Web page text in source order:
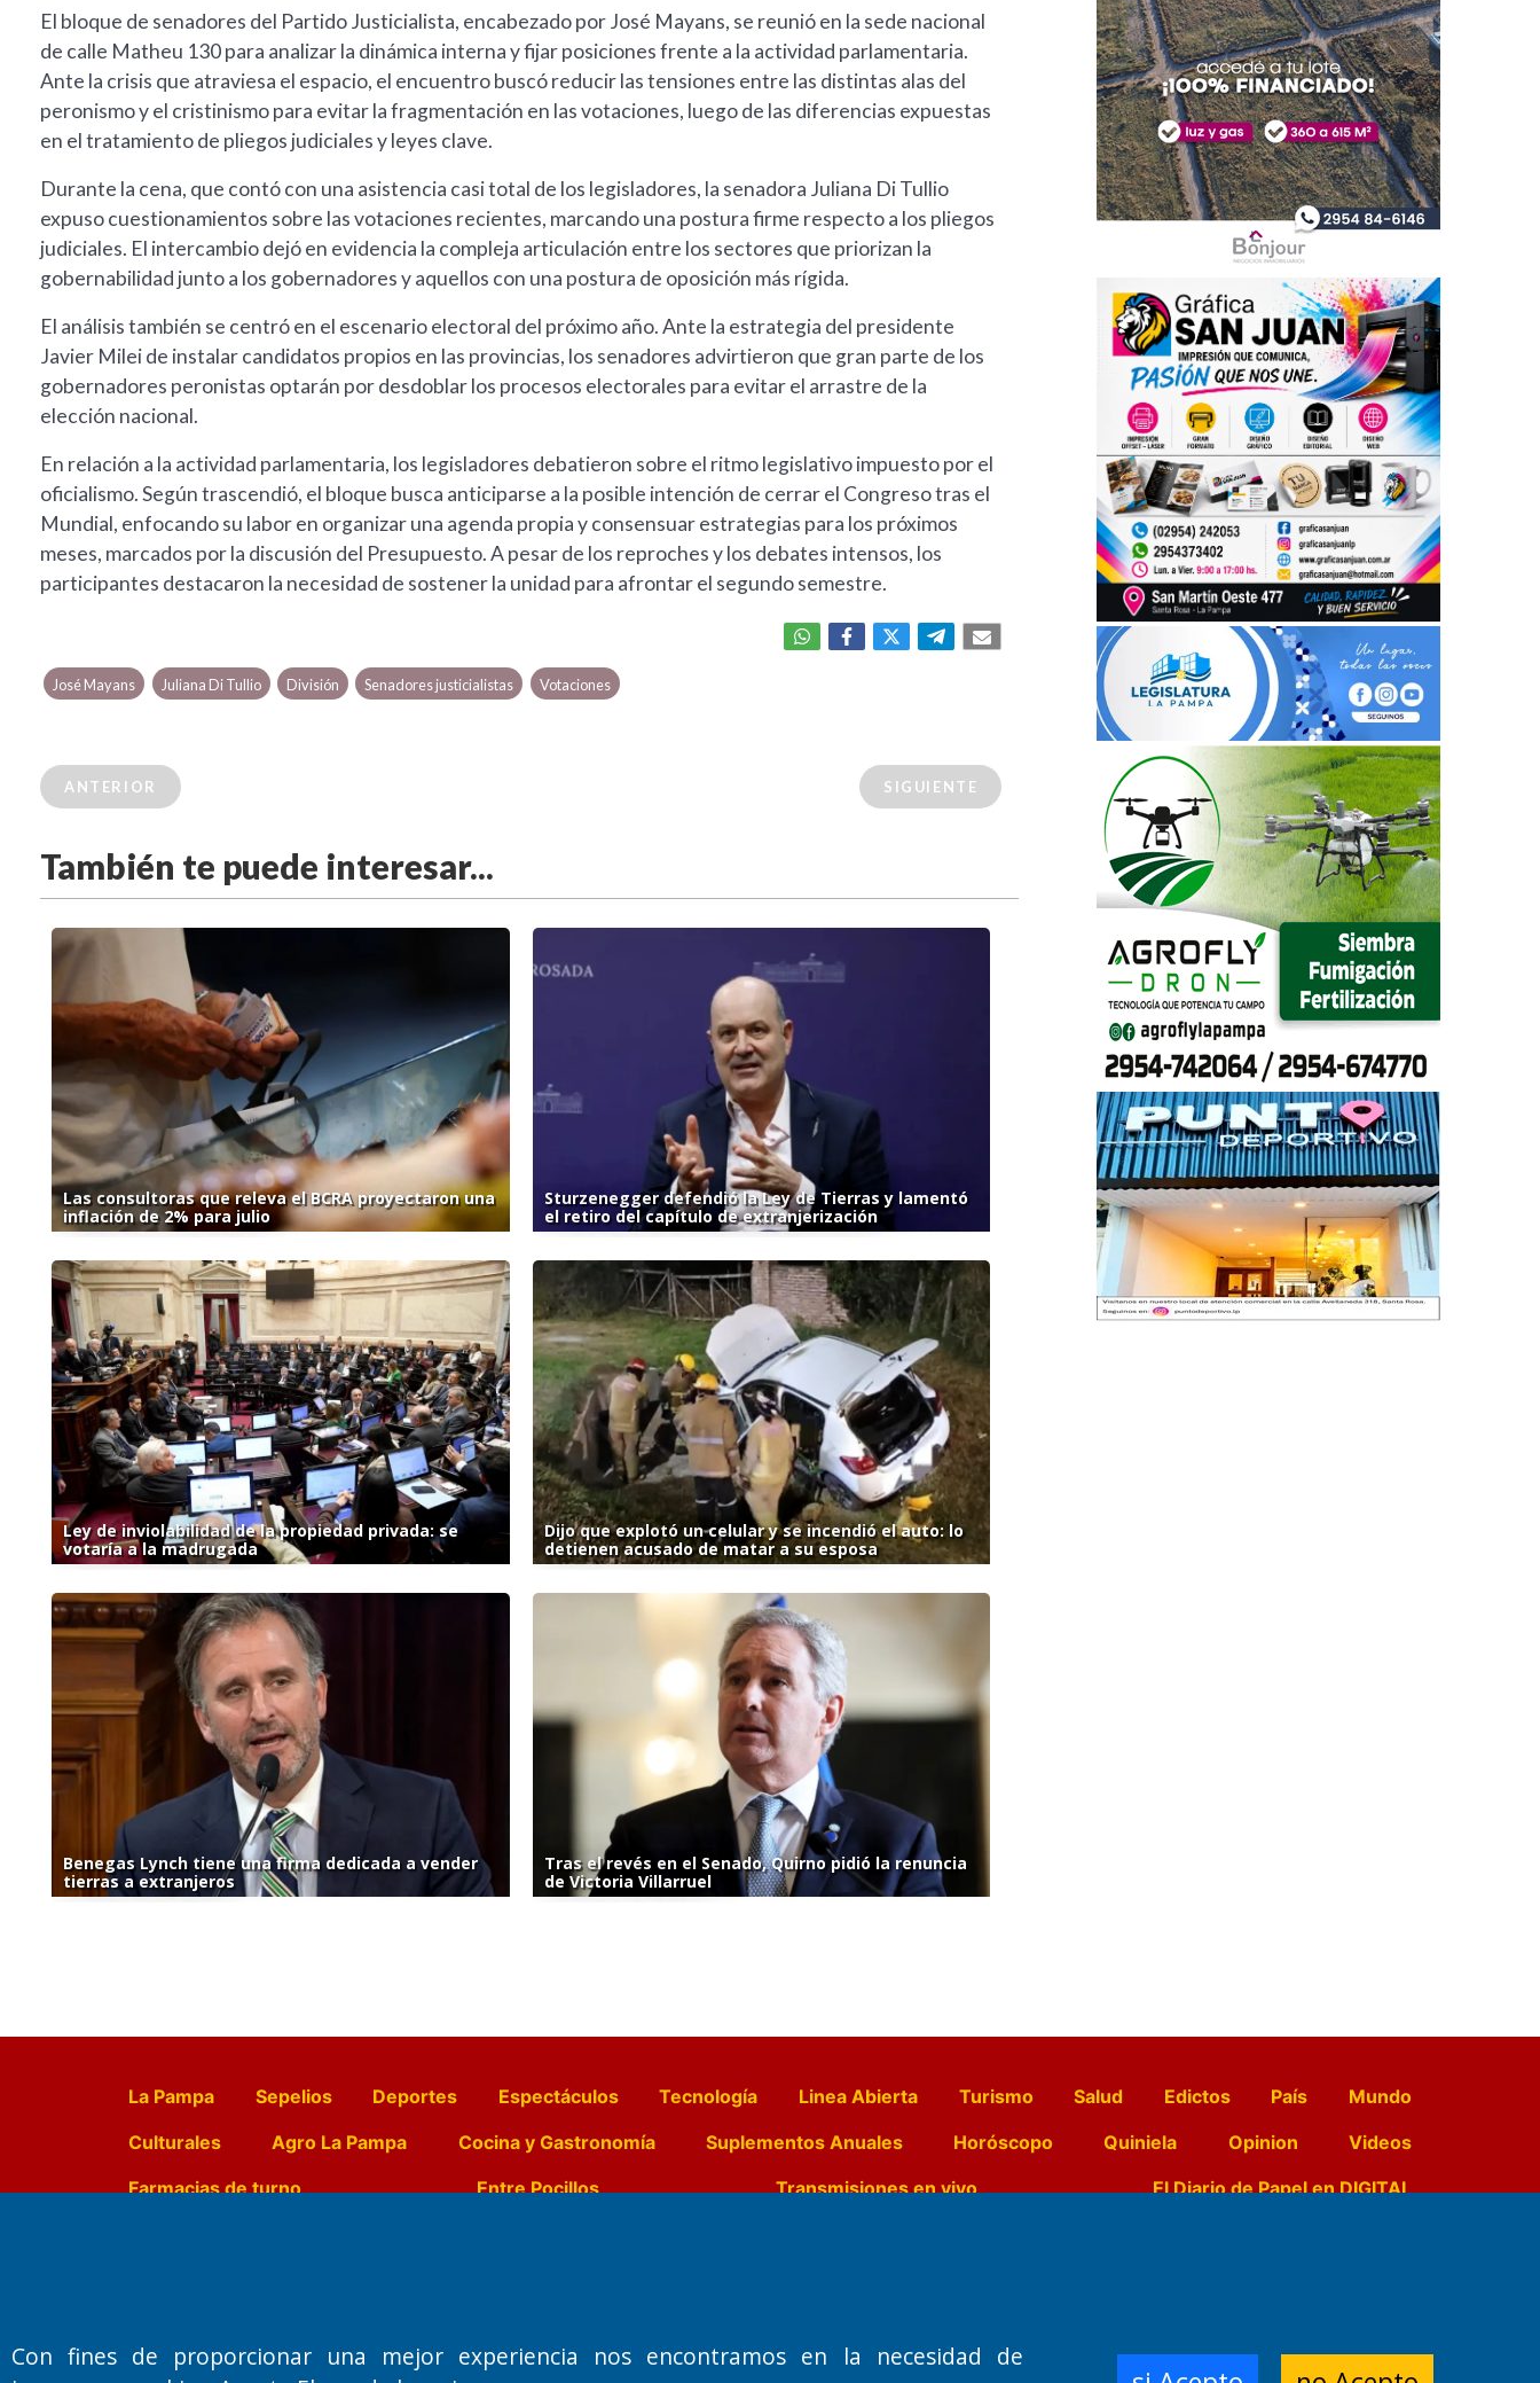
El bloque de senadores del Partido Justicialista, encabezado por José Mayans, se reunió en la sede nacional
de calle Matheu 130 para analizar la dinámica interna y fijar posiciones frente a la actividad parlamentaria.
Ante la crisis que atraviesa el espacio, el encuentro buscó reducir las tensiones entre las distintas alas del
peronismo y el cristinismo para evitar la fragmentación en las votaciones, luego de las diferencias expuestas
en el tratamiento de pliegos judiciales y leyes clave.
Durante la cena, que contó con una asistencia casi total de los legisladores, la senadora Juliana Di Tullio
expuso cuestionamientos sobre las votaciones recientes, marcando una postura firme respecto a los pliegos
judiciales. El intercambio dejó en evidencia la compleja articulación entre los sectores que priorizan la
gobernabilidad junto a los gobernadores y aquellos con una postura de oposición más rígida.
El análisis también se centró en el escenario electoral del próximo año. Ante la estrategia del presidente
Javier Milei de instalar candidatos propios en las provincias, los senadores advirtieron que gran parte de los
gobernadores peronistas optarán por desdoblar los procesos electorales para evitar el arrastre de la
elección nacional.
En relación a la actividad parlamentaria, los legisladores debatieron sobre el ritmo legislativo impuesto por el
oficialismo. Según trascendió, el bloque busca anticiparse a la posible intención de cerrar el Congreso tras el
Mundial, enfocando su labor en organizar una agenda propia y consensuar estrategias para los próximos
meses, marcados por la discusión del Presupuesto. A pesar de los reproches y los debates intensos, los
participantes destacaron la necesidad de sostener la unidad para afrontar el segundo semestre.
José Mayans Juliana Di Tullio División Senadores justicialistas Votaciones
ANTERIOR SIGUIENTE
También te puede interesar...
Las consultoras que releva el BCRA proyectaron una
inflación de 2% para julio
Sturzenegger defendió la Ley de Tierras y lamentó
el retiro del capítulo de extranjerización
Ley de inviolabilidad de la propiedad privada: se
votaría a la madrugada
Dijo que explotó un celular y se incendió el auto: lo
detienen acusado de matar a su esposa
Benegas Lynch tiene una firma dedicada a vender
tierras a extranjeros
Tras el revés en el Senado, Quirno pidió la renuncia
de Victoria Villarruel
La Pampa Sepelios Deportes Espectáculos Tecnología Linea Abierta Turismo Salud Edictos País
Mundo
Culturales
Agro La Pampa Cocina y Gastronomía Suplementos Anuales Horóscopo Quiniela Opinion
Videos
Farmacias de turno
Entre Pocillos Transmisiones en vivo El Diario de Papel en DIGITAL
Primera edición: Domingo 3 de Mayo de 1992
Miembro de ADIRA,ADEPA y CPPAL
Santa Rosa, La Pampa.
Número de Registro DNDA:
Dr. Jorge Ricardo Nemesio
Redacción, Administración,
Con fines de proporcionar una mejor experiencia nos encontramos en la necesidad de